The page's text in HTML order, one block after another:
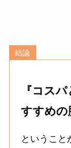
結論
『コス
すすめの
ということ